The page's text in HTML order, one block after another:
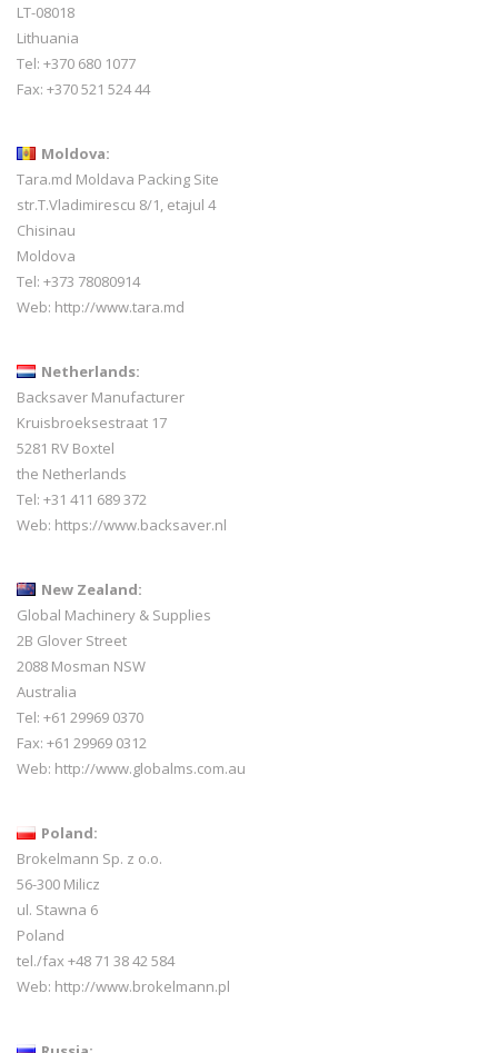
LT-08018
Lithuania
Tel: +370 680 1077
Fax: +370 521 524 44
Moldova:
Tara.md Moldava Packing Site
str.T.Vladimirescu 8/1, etajul 4
Chisinau
Moldova
Tel: +373 78080914
Web: http://www.tara.md
Netherlands:
Backsaver Manufacturer
Kruisbroeksestraat 17
5281 RV Boxtel
the Netherlands
Tel: +31 411 689 372
Web: https://www.backsaver.nl
New Zealand:
Global Machinery & Supplies
2B Glover Street
2088 Mosman NSW
Australia
Tel: +61 29969 0370
Fax: +61 29969 0312
Web: http://www.globalms.com.au
Poland:
Brokelmann Sp. z o.o.
56-300 Milicz
ul. Stawna 6
Poland
tel./fax +48 71 38 42 584
Web: http://www.brokelmann.pl